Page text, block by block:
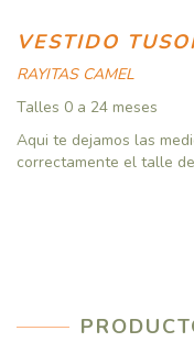
VESTIDO
RAYITAS CAMEL
Talles 0 a 24 meses
Aqui te dejamos las
correctamente el talle